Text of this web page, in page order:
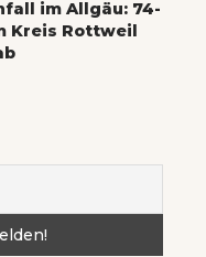
im Allgäu: 74-
Kreis Rottweil